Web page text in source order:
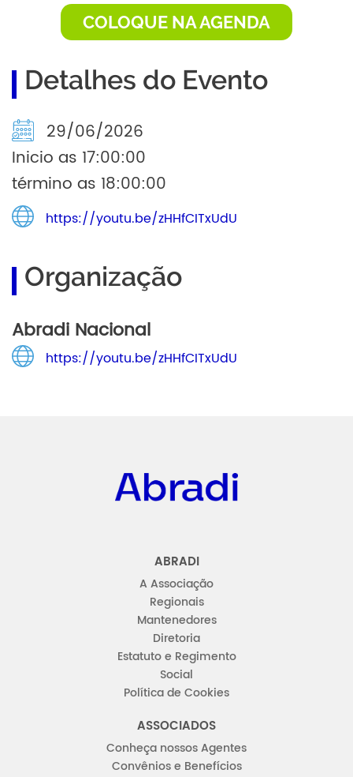
COLOQUE NA AGENDA
Detalhes do Evento
29/06/2026
Inicio as 17:00:00
término as 18:00:00
https://youtu.be/zHHfCITxUdU
Organização
Abradi Nacional
https://youtu.be/zHHfCITxUdU
ABRADI
A Associação
Regionais
Mantenedores
Diretoria
Estatuto e Regimento
Social
Política de Cookies
ASSOCIADOS
Conheça nossos Agentes
Convênios e Benefícios